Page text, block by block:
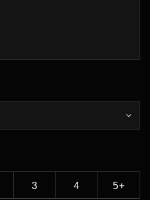
3 4 5+